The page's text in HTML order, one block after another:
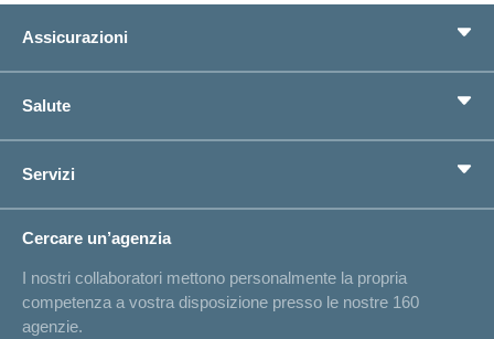
Assicurazioni
Assicurazioni complementari
Previdenza
Cerco un'assicurazione per...
Circostanze di vita
Sull'assicurazione
Salute
Bussola della salute
Servizi
Elenchi degli ospedali
Annuncio d'infortunio
Contatto
Cercare un’agenzia
I nostri collaboratori mettono personalmente la propria
competenza a vostra disposizione presso le nostre 160
agenzie.